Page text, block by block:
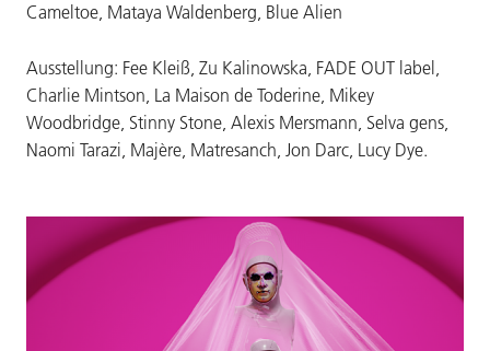
Cameltoe, Mataya Waldenberg, Blue Alien
Ausstellung: Fee Kleiß, Zu Kalinowska, FADE OUT label,
Charlie Mintson, La Maison de Toderine, Mikey
Woodbridge, Stinny Stone, Alexis Mersmann, Selva gens,
Naomi Tarazi, Majère, Matresanch, Jon Darc, Lucy Dye.